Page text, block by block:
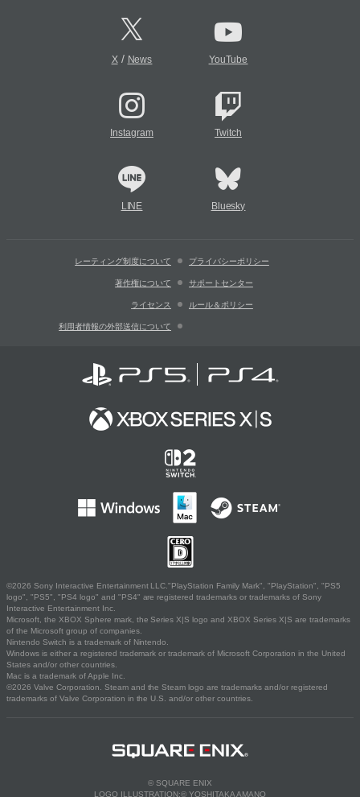
X/ News YouTube
Instagram Twitch
LINE Bluesky
レーティング制度について プライバシーポリシー
著作権について サポートセンター
ライセンス ルール＆ポリシー
利用者情報の外部送信について
©2026 Sony Interactive Entertainment LLC."PlayStation Family Mark", "PlayStation", "PS5
logo", "PS5", "PS4 logo" and "PS4" are registered trademarks or trademarks of Sony
Interactive Entertainment Inc.
Microsoft, the XBOX Sphere mark, the Series X|S logo and XBOX Series X|S are trademarks
of the Microsoft group of companies.
Nintendo Switch is a trademark of Nintendo.
Windows is either a registered trademark or trademark of Microsoft Corporation in the United
States and/or other countries.
Mac is a trademark of Apple Inc.
©2026 Valve Corporation. Steam and the Steam logo are trademarks and/or registered
trademarks of Valve Corporation in the U.S. and/or other countries.
© SQUARE ENIX
LOGO ILLUSTRATION:© YOSHITAKA AMANO